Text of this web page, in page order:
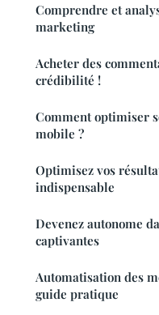
Comprendre et
marketing
Acheter des
crédibilité !
Comment optimiser
mobile ?
Optimisez vos
indispensable
Devenez autonome
captivantes
Automatisation des
guide pratique